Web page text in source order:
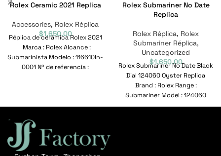
Rolex Ceramic 2021 Replica
Accessories, Rolex Réplica
$1,650.00
Réplica de cerámica Rolex 2021
Marca : Rolex Alcance :
Submarinista Modelo : 116610ln-
0001 Nº de referencia :
Rolex Submariner No Date
Replica
Rolex Réplica, Rolex
Submariner Réplica,
Uncategorized
$1,650.00
Rolex Submariner No Date Black
Dial 124060 Oyster Replica
Brand : Rolex Range :
Submariner Model : 124060
Reference No